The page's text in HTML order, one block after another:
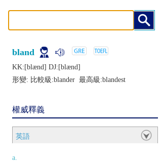
bland
KK:[blænd] DJ:[blænd]
形變: 比較級:blander 最高級:blandest
權威釋義
英語
a.